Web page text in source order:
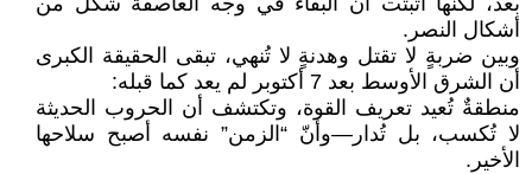
أشكال النصر.
وبين ضربةٍ لا تقتل وهدنةٍ لا تُنهي، تبقى الحقيقة الكبرى
أن الشرق الأوسط بعد 7 أكتوبر لم يعد كما قبله:
منطقةٌ تُعيد تعريف القوة، وتكتشف أن الحروب الحديثة
لا تُكسب، بل تُدار—وأنّ “الزمن” نفسه أصبح سلاحها
الأخير.